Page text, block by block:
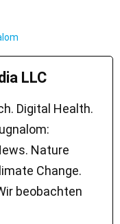
LLC
Digital Health.
Nature
Change.
beobachten